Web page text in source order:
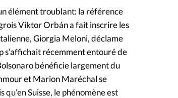
La rédaction
Mon compte
Changemement d'adresse
élément troublant: la référence
Viktor Orbán a fait inscrire les
Giorgia Meloni, déclame
s’affichait récemment entouré de
bénéficie largement du
et Marion Maréchal se
Suisse, le phénomène est